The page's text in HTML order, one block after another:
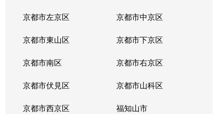
京都市左京区 京都市中京区
京都市東山区 京都市下京区
京都市南区 京都市右京区
京都市伏見区 京都市山科区
京都市西京区 福知山市